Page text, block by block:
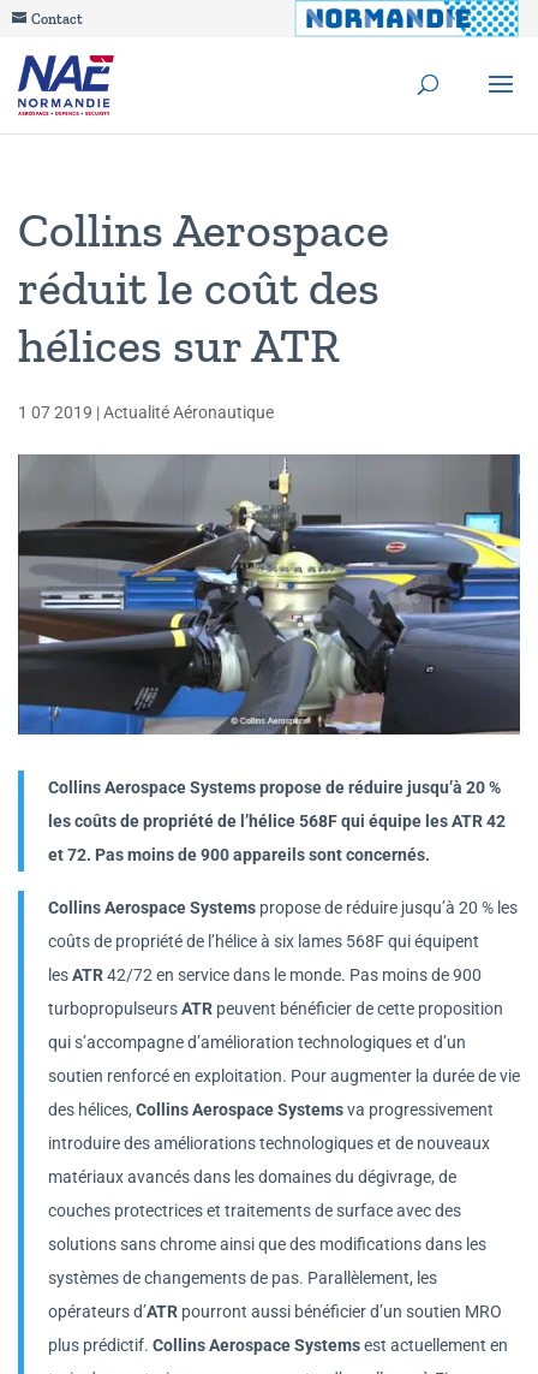
Contact
Collins Aerospace
réduit le coût des
hélices sur ATR
1 07 2019 |Actualité Aéronautique
Collins Aerospace Systems propose de réduire jusqu’à 20 %
les coûts de propriété de l’hélice 568F qui équipe les ATR 42
et 72. Pas moins de 900 appareils sont concernés.
Collins Aerospace Systems propose de réduire jusqu’à 20 % les
coûts de propriété de l’hélice à six lames 568F qui équipent
lesATR42/72 en service dans le monde. Pas moins de 900
turbopropulseursATR peuvent bénéficier de cette proposition
qui s’accompagne d’amélioration technologiques et d’un
soutien renforcé en exploitation. Pour augmenter la durée de vie
des hélices, Collins Aerospace Systemsva progressivement
introduire des améliorations technologiques et de nouveaux
matériaux avancés dans les domaines du dégivrage, de
couches protectrices et traitements de surface avec des
solutions sans chrome ainsi que des modifications dans les
systèmes de changements de pas. Parallèlement, les
opérateurs d’ATR pourront aussi bénéficier d’un soutien MRO
plus prédictif. CollinsAerospace Systemsest actuellement en